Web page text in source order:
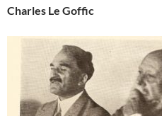
Charles Le Goffic